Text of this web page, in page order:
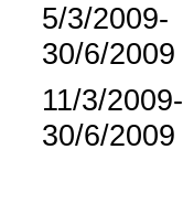
5/3/2009-
30/6/2009
11/3/2009-
30/6/2009